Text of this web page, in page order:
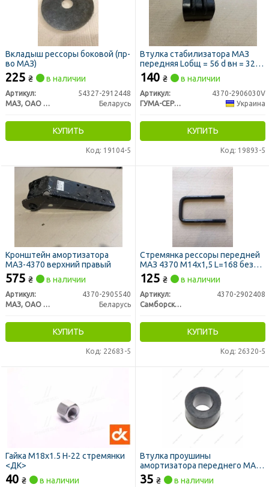
Вкладыш рессоры боковой (пр-
во МАЗ)
225 ₴ в наличии
Артикул:
54327-2912448
МАЗ, ОАО «Минский автомобильный завод»
Беларусь
КУПИТЬ
Код: 19104-5
Втулка стабилизатора МАЗ
передняя Lобщ = 56 d вн = 32
(Vigo)
140 ₴ в наличии
Артикул:
4370-2906030V
ГУМА-СЕРВІС УКРАЇНА
Украина
КУПИТЬ
Код: 19893-5
Кронштейн амортизатора
МАЗ-4370 верхний правый
575 ₴ в наличии
Артикул:
4370-2905540
МАЗ, ОАО «Минский автомобильный завод»
Беларусь
КУПИТЬ
Код: 22683-5
Стремянка рессоры передней
МАЗ 4370 М14х1,5 L=168 без
гаек (пр-во Самборский ДЭМЗ)
125 ₴ в наличии
Артикул:
4370-2902408
Самборский ДЕМЗ, г. Самбор
КУПИТЬ
Код: 26320-5
Гайка M18x1.5 H-22 стремянки
<ДК>
40 ₴ в наличии
Втулка проушины
амортизатора переднего МАЗ
(пр-во РТИ)
35 ₴ в наличии